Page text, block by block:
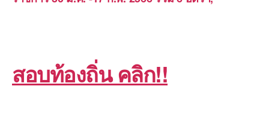
สอบท้องถิ่น คลิก!!